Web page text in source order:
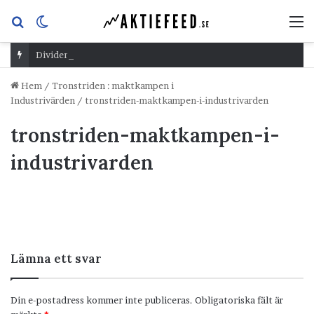
Sök
efterskin
Dividend Overshoot Day
Hem / Tronstriden : maktkampen i
Industrivärden / tronstriden-maktkampen-i-industrivarden
tronstriden-maktkampen-i-
industrivarden
Lämna ett svar
Din e-postadress kommer inte publiceras. Obligatoriska fält är